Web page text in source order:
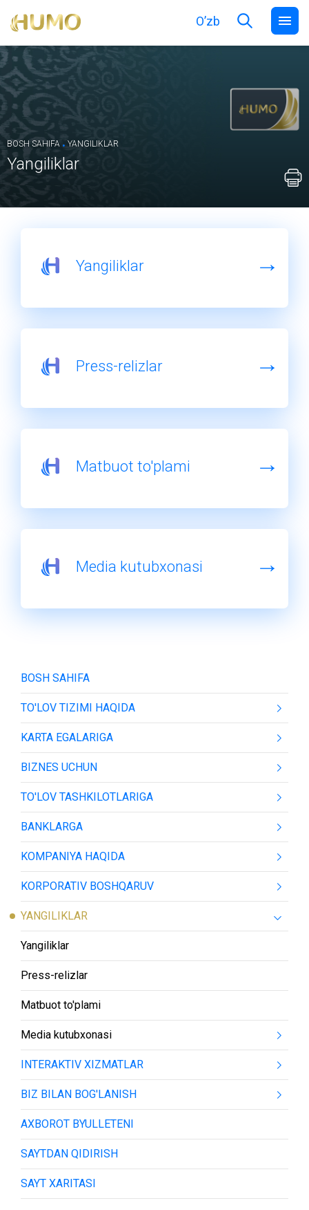
O’zb
BOSH SAHIFA . YANGILIKLAR
Yangiliklar
Yangiliklar
Press-relizlar
Matbuot to'plami
Media kutubxonasi
BOSH SAHIFA
TO'LOV TIZIMI HAQIDA
KARTA EGALARIGA
BIZNES UCHUN
TO'LOV TASHKILOTLARIGA
BANKLARGA
KOMPANIYA HAQIDA
KORPORATIV BOSHQARUV
YANGILIKLAR
Yangiliklar
Press-relizlar
Matbuot to'plami
Media kutubxonasi
INTERAKTIV XIZMATLAR
BIZ BILAN BOG'LANISH
AXBOROT BYULLETENI
SAYTDAN QIDIRISH
SAYT XARITASI